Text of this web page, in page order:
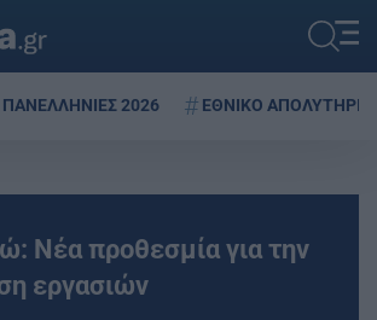
ΠΑΝΕΛΛΗΝΙΕΣ 2026 ΕΘΝΙΚΟ ΑΠΟΛΥΤΗΡΙΟ
Νέα προθεσμία για την
εργασιών